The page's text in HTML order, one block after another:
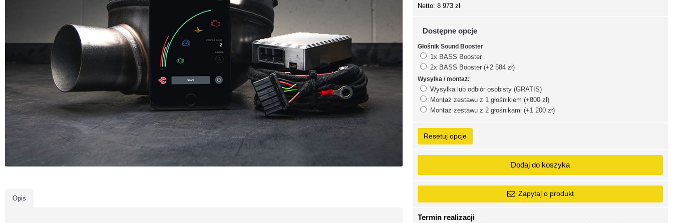
Opis
Netto: 8 973 zł
Dostępne opcje
Głośnik Sound Booster
1x BASS Booster
2x BASS Booster (+2 584 zł)
Wysyłka / montaż:
Wysyłka lub odbiór osobisty (GRATIS)
Montaż zestawu z 1 głośnikiem (+800 zł)
Montaż zestawu z 2 głośnikami (+1 200 zł)
Resetuj opcje
Dodaj do koszyka
Zapytaj o produkt
Termin realizacji